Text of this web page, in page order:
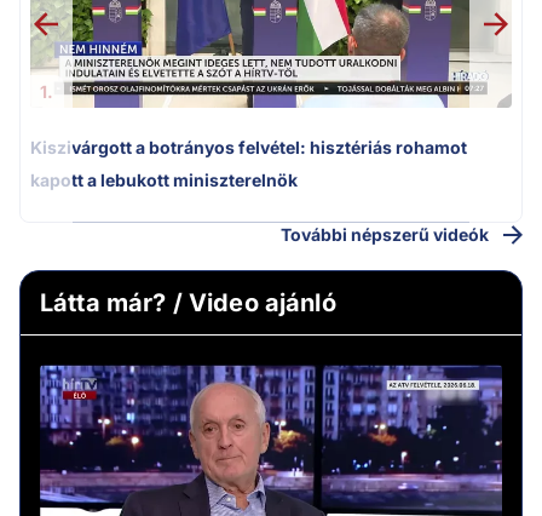
1.
Kiszivárgott a botrányos felvétel: hisztériás rohamot
kapott a lebukott miniszterelnök
További népszerű videók
Látta már? / Video ajánló